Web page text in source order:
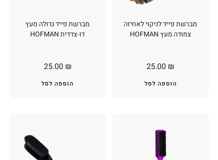
מברשת פייד גדולה מעץ
דו-צדדית HOFMAN
25.00 ₪
הוספה לסל
מברשת פייד לניקוי לאחיזה
צמודה מעץ HOFMAN
25.00 ₪
הוספה לסל